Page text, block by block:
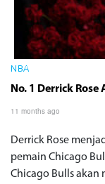
NBA
No. 1 Derrick
11 months ago
Derrick Rose
pemain Chicago
Chicago Bulls